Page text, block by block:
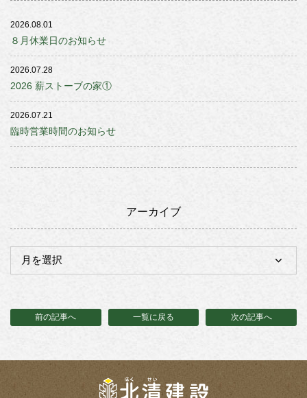
2026.08.01
８月休業日のお知らせ
2026.07.28
2026 薪ストーブの家①
2026.07.21
臨時営業時間のお知らせ
アーカイブ
前の記事へ 一覧に戻る 次の記事へ